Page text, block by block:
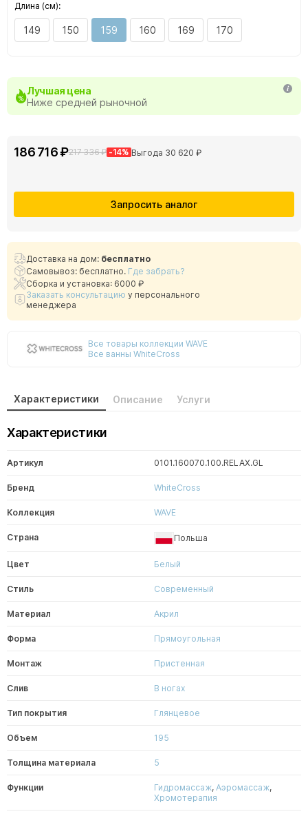
Длина (см):
149 150 159 160 169 170
Лучшая цена
Ниже средней рыночной
186 716 ₽217 336 ₽ -14% Выгода 30 620 ₽
Запросить аналог
Доставка на дом: бесплатно
Самовывоз: бесплатно. Где забрать?
Сборка и установка: 6000 ₽
Заказать консультацию у персонального
менеджера
Все товары коллекции WAVE
Все ванны WhiteCross
Характеристики Описание Услуги
Характеристики
Артикул 0101.160070.100.RELAX.GL
Бренд WhiteCross
Коллекция WAVE
Страна Польша
Цвет Белый
Стиль Современный
Материал Акрил
Форма Прямоугольная
Монтаж Пристенная
Слив В ногах
Тип покрытия Глянцевое
Объем 195
Толщина материала 5
Функции Гидромассаж, Аэромассаж,
Хромотерапия